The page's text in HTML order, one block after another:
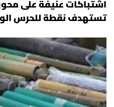
اشتباكات عنيفة على
تستهدف نقطة للحرس